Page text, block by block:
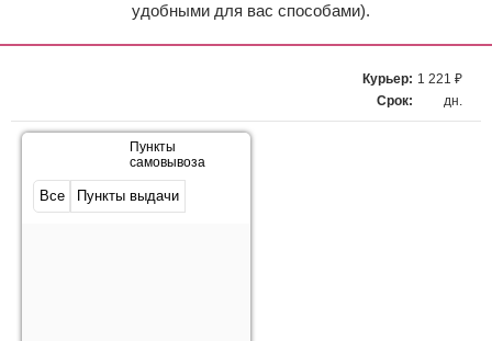
удобными для вас способами).
Курьер:
Срок:
1 221 ₽
дн.
Пункты
самовывоза
Все Пункты выдачи